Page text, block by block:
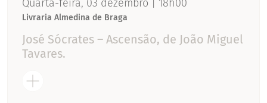
Quarta-feira, 03 dezembro | 18h00
Livraria Almedina de Braga
José Sócrates – Ascensão, de João Miguel
Tavares.